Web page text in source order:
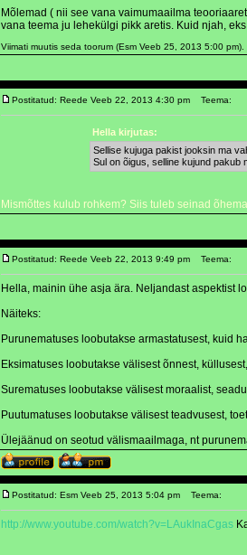
Mõlemad ( nii see vana vaimumaailma
vana teema ju lehekülgi pikk aretis. Kuid njah,
Viimati muutis seda toorum (Esm Veeb 25, 2013 5:00
Postitatud: Reede Veeb 22, 2013 4:30 pm Teema:
Hella kirjutas:
Sellise kujuga pakist jooksin ma
Sul on õigus, selline kujund pakub
Mismõttes kulub rohkem? Siis tuleb seinad
Postitatud: Reede Veeb 22, 2013 9:49 pm Teema:
Hella, mainin ühe asja ära. Neljandast aspektist
Näiteks:
Purunematuses loobutakse armastatusest, kuid
Eksimatuses loobutakse välisest õnnest,
Surematuses loobutakse välisest moraalist,
Puutumatuses loobutakse välisest teadvusest,
Ülejäänud on seotud välismaailmaga, nt
Postitatud: Esm Veeb 25, 2013 5:04 pm Teema:
http://www.youtube.com/watch?v=LAukInaCgas